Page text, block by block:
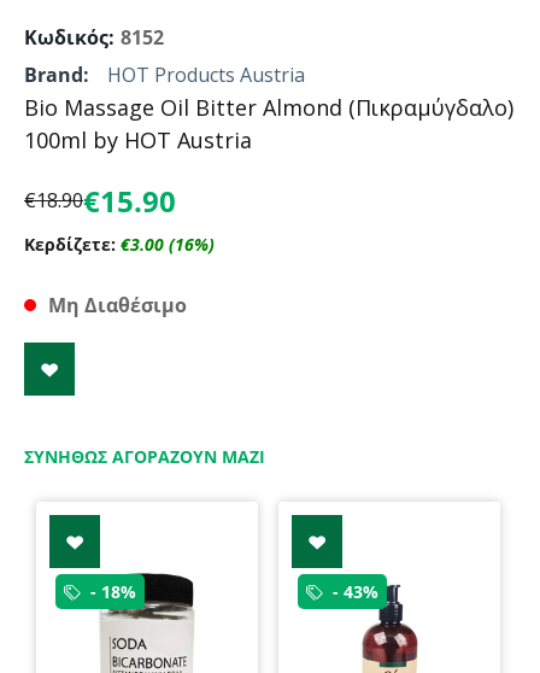
Bio Massage Oil Bitter Almond (Πικραμύγδαλο)
100ml by HOT Austria
Brand: HOT Products Austria
€18.90€15.90
Κερδίζετε: €3.00 (16%)
Κωδικός: 8152
Μη Διαθέσιμο
ΣΥΝΉΘΩΣ ΑΓΟΡΆΖΟΥΝ ΜΑΖΊ
- 18% - 43%